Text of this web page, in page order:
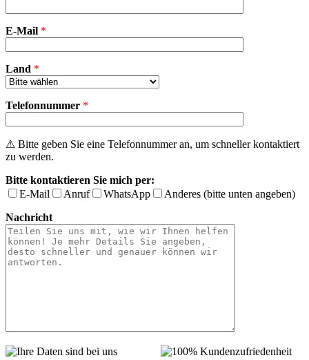
leer.
E-Mail *
Land *
Telefonnummer *
⚠ Bitte geben Sie eine Telefonnummer an, um schneller kontaktiert
zu werden.
Bitte kontaktieren Sie mich per:
E-Mail
Anruf WhatsApp
Anderes (bitte unten angeben)
Nachricht